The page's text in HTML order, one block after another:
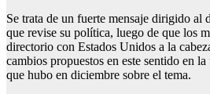
Se trata de un fuerte mensaje dirigido al
que revise su política, luego de que los
directorio con Estados Unidos a la
cambios propuestos en este sentido en
que hubo en diciembre sobre el tema.